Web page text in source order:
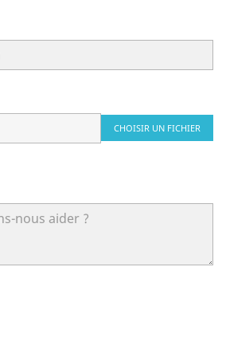
CHOISIR UN FICHIER